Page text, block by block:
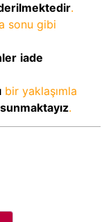
.
sonu gibi
iade
bir yaklaşımla
.